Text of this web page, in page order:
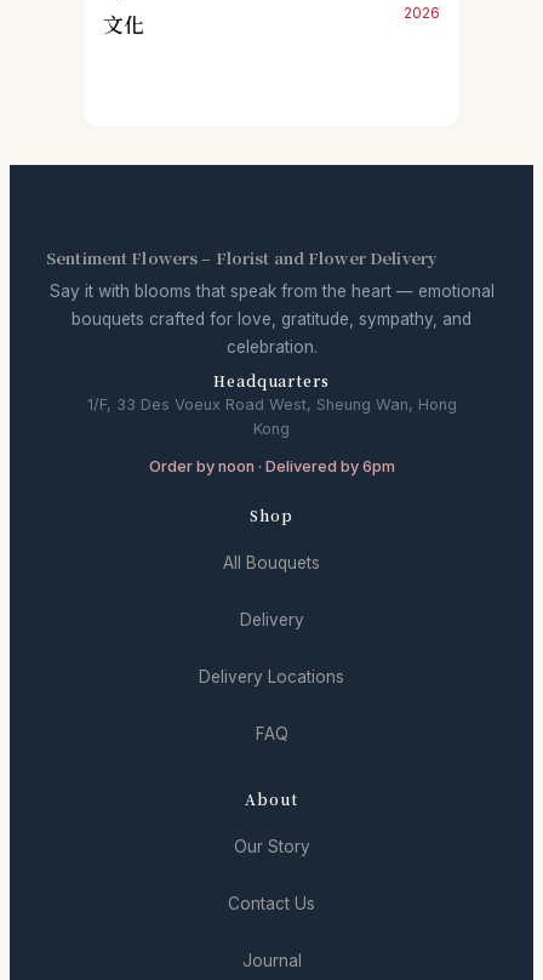
文化
2026
Sentiment Flowers – Florist and Flower Delivery
Say it with blooms that speak from the heart — emotional
bouquets crafted for love, gratitude, sympathy, and
celebration.
Headquarters
1/F, 33 Des Voeux Road West, Sheung Wan, Hong
Kong
Order by noon · Delivered by 6pm
Shop
All Bouquets
Delivery
Delivery Locations
FAQ
About
Our Story
Contact Us
Journal